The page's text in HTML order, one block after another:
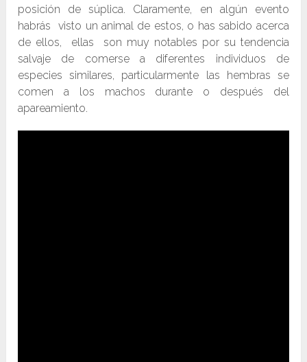
posición de súplica. Claramente, en algún evento
habrás visto un animal de estos, o has sabido acerca
de ellos, ellas son muy notables por su tendencia
salvaje de comerse a diferentes individuos de
especies similares, particularmente las hembras se
comen a los machos durante o después del
apareamiento.